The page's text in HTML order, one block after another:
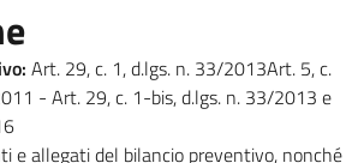
Art. 29, c. 1, d.lgs. n. 33/2013Art. 5, c.
- Art. 29, c. 1-bis, d.lgs. n. 33/2013 e
e allegati del bilancio preventivo, nonché